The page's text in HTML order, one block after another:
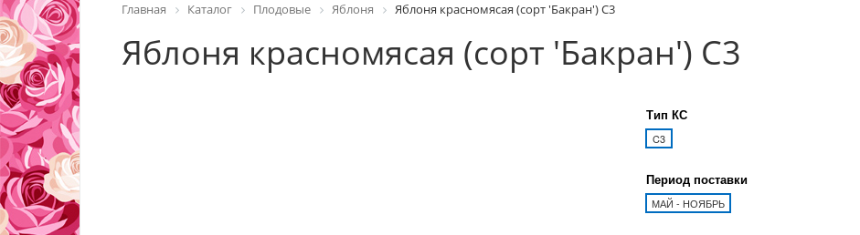
Главная Каталог Плодовые Яблоня Яблоня красномясая (сорт 'Бакран') С3
Яблоня красномясая (сорт 'Бакран') С3
Тип КС
C3
Период поставки
МАЙ - НОЯБРЬ